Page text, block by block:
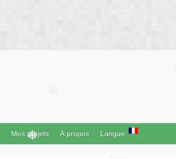
❅
Mes projets À propos Langue: